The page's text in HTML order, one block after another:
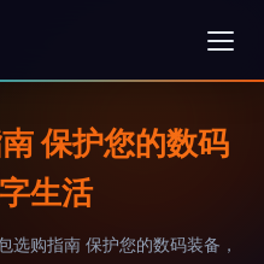
保护您的数码
生活
选购指南 保护您的数码装备，